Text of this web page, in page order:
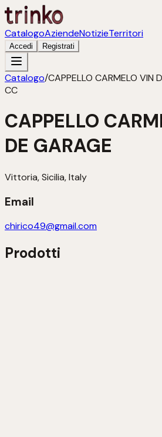
CatalogoAziendeNotizieTerritori
Accedi Registrati
Catalogo/CAPPELLO CARMELO VIN
CC
CAPPELLO
DE GARAGE
Vittoria, Sicilia, Italy
Email
chirico49@gmail.com
Prodotti